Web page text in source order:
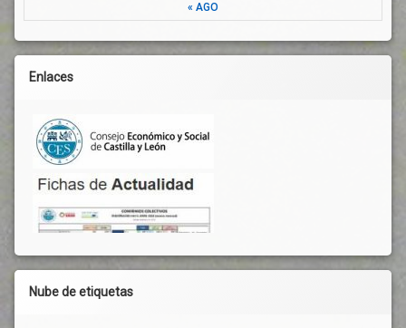
De
De
Laborales
« AGO
Enlaces
Nube de etiquetas